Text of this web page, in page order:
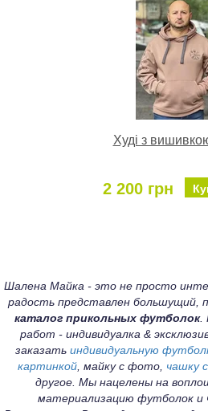
Худі з
2 200 грн
Шалена Майка - это не просто
радость представлен большущий,
каталог прикольных футболок.
работ - индивидуалка &
заказать индивидуальную
картинкой, майку с фото, чашку
другое. Мы нацелены на
материализацию футболок